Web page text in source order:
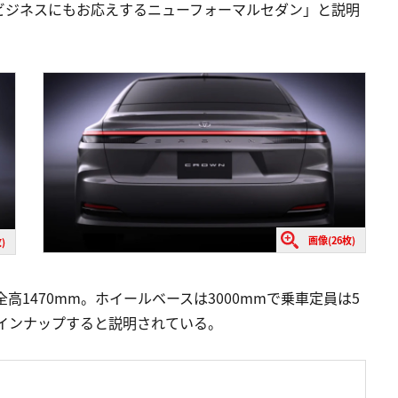
ネスにもお応えするニューフォーマルセダン」と説明
画像(26枚)
1470mm。ホイールベースは3000mmで乗車定員は5
ナップすると説明されている。